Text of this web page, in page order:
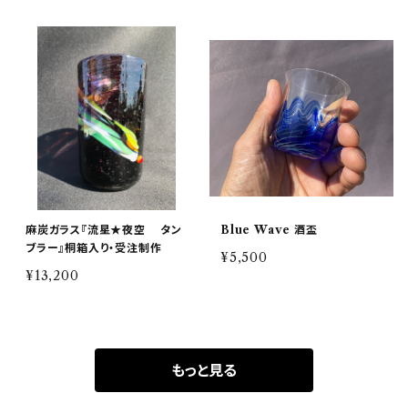
麻炭ガラス『流星★夜空 タン
ブラー』桐箱入り・受注制作
¥13,200
Blue Wave 酒盃
¥5,500
もっと見る